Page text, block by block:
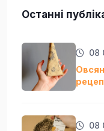
Останні
08
08